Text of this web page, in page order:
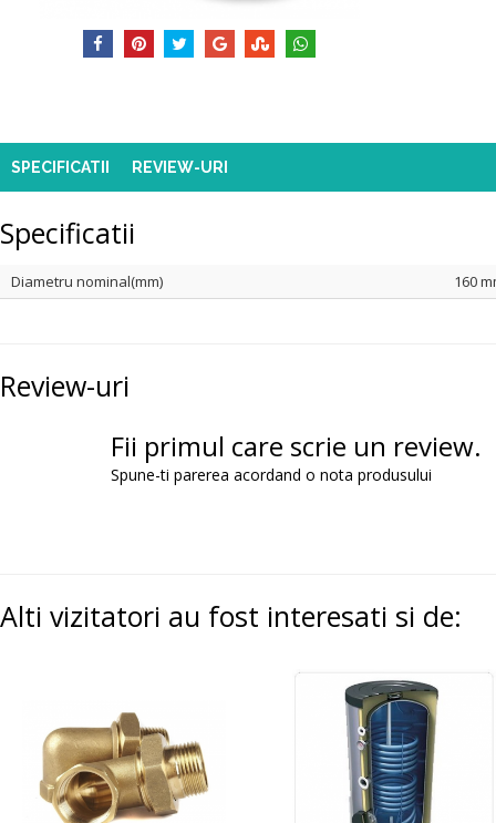
SPECIFICATII REVIEW-URI
Specificatii
Diametru nominal(mm) 160
Review-uri
Fii primul care scrie un review.
Spune-ti parerea acordand o nota produsului
Alti vizitatori au fost interesati si de: